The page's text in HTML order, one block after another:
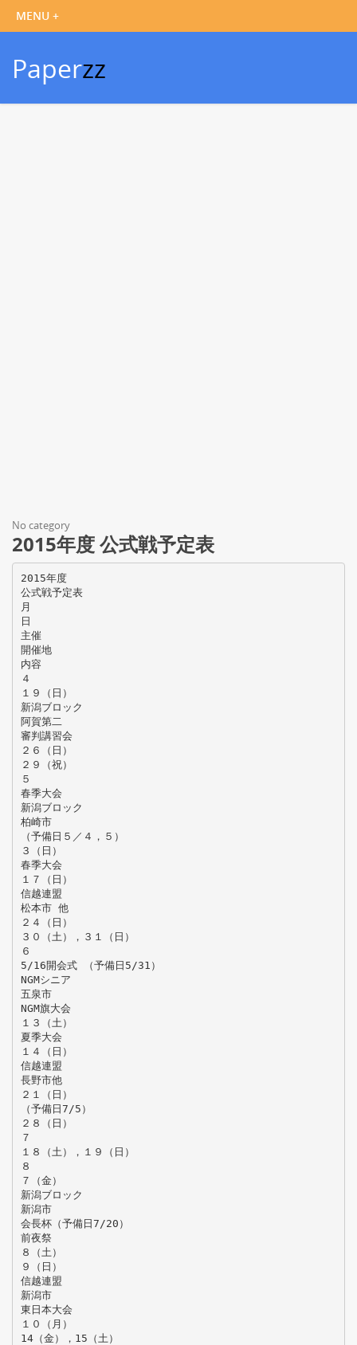
Paperzz
No category
2015年度 公式戦予定表
2015年度
公式戦予定表
月
日
主催
開催地
内容
４
１９（日）
新潟ブロック
阿賀第二
審判講習会
２６（日）
２９（祝）
５
春季大会
新潟ブロック
柏崎市
（予備日５／４，５）
３（日）
春季大会
１７（日）
信越連盟
松本市 他
２４（日）
３０（土），３１（日）
６
5/16開会式 （予備日5/31）
NGMシニア
五泉市
NGM旗大会
１３（土）
夏季大会
１４（日）
信越連盟
長野市他
２１（日）
（予備日7/5）
２８（日）
７
１８（土），１９（日）
８
７（金）
新潟ブロック
新潟市
会長杯（予備日7/20）
前夜祭
８（土）
９（日）
信越連盟
新潟市
東日本大会
１０（月）
14（金），15（土）